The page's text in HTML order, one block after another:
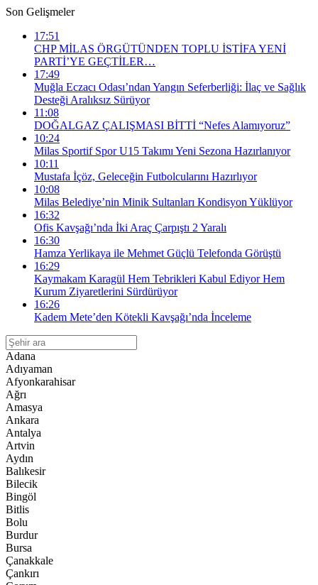
Son Gelişmeler
17:51
CHP MİLAS ÖRGÜTÜNDEN TOPLU İSTİFA YENİ
PARTİ’YE GEÇTİLER…
17:49
Muğla Eczacı Odası’ndan Yangın Seferberliği: İlaç ve Sağlık
Desteği Aralıksız Sürüyor
11:08
DOĞALGAZ ÇALIŞMASI BİTTİ “Nefes Alamıyoruz”
10:24
Milas Sportif Spor U15 Takımı Yeni Sezona Hazırlanıyor
10:11
Mustafa İçöz, Geleceğin Futbolcularını Hazırlıyor
10:08
Milas Belediye’nin Minik Sultanları Kondisyon Yüklüyor
16:32
Ofis Kavşağı’nda İki Araç Çarpıştı 2 Yaralı
16:30
Hamza Yerlikaya ile Mehmet Güçlü Telefonda Görüştü
16:29
Kaymakam Karagül Hem Tebrikleri Kabul Ediyor Hem
Kurum Ziyaretlerini Sürdürüyor
16:26
Kadem Mete’den Kötekli Kavşağı’nda İnceleme
Adana
Adıyaman
Afyonkarahisar
Ağrı
Amasya
Ankara
Antalya
Artvin
Aydın
Balıkesir
Bilecik
Bingöl
Bitlis
Bolu
Burdur
Bursa
Çanakkale
Çankırı